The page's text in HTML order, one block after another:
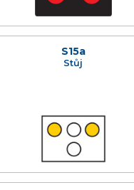
S15a
Stůj